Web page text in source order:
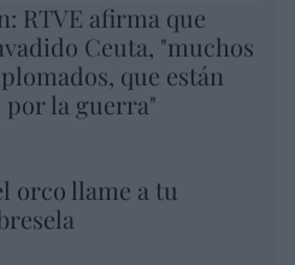
RTVE afirma que
Ceuta, "muchos
que están
por la guerra"
orco llame a tu